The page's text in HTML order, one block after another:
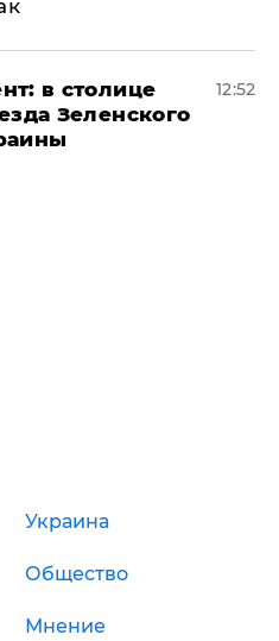
в столице
Зеленского
12:52
Украина
Общество
Мнение